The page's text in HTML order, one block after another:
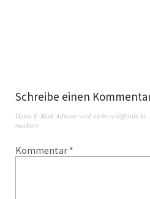
Schreibe einen
Deine E-Mail-Adresse wird nicht veröffentlicht.
markiert
Kommentar *